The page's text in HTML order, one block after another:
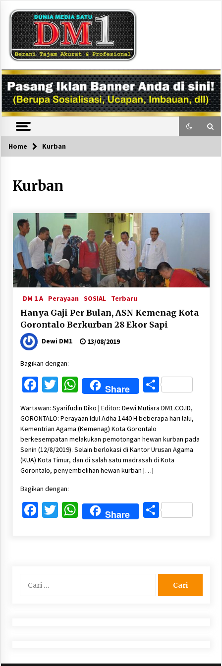
content
DM1
Home Kurban
Kurban
DM 1 A Perayaan SOSIAL Terbaru
Hanya Gaji Per Bulan, ASN Kemenag Kota
Gorontalo Berkurban 28 Ekor Sapi
Dewi DM1 13/08/2019
Bagikan dengan:
Facebook
Twitter
WhatsApp
Share Share
Wartawan: Syarifudin Diko | Editor: Dewi Mutiara DM1.CO.ID,
GORONTALO: Perayaan Idul Adha 1440 H beberapa hari lalu,
Kementrian Agama (Kemenag) Kota Gorontalo
berkesempatan melakukan pemotongan hewan kurban pada
Senin (12/8/2019). Selain berlokasi di Kantor Urusan Agama
(KUA) Kota Timur, dan di salah satu madrasah di Kota
Gorontalo, penyembelihan hewan kurban […]
Bagikan dengan:
Facebook
Twitter
WhatsApp
Share Share
untuk: